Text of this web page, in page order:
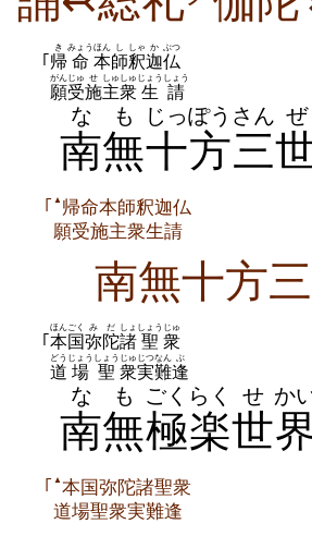
｢ 帰
き
命
みょう
本
ほん
師
し
釈
しゃ
迦
か
仏
ぶつ
願受
がんじゅ
施
せ
主
しゅ
衆
しゅ
生請
じょうしょう
南無
なも
十方
じっぽう
三
さん ぜ
｢ ▲ 帰命本師釈迦仏
願受施主衆生請
南無十方
｢本国
ほんごく
弥陀
みだ
諸
しょ
聖
しょう
衆
じゅ
道
どう
場
じょう
聖
しょう
衆
じゅ
実難
じつなん
逢
ぶ
南無
なも
極楽
ごくらく
世
せ か
｢ ▲ 本国弥陀諸聖衆
道場聖衆実難逢